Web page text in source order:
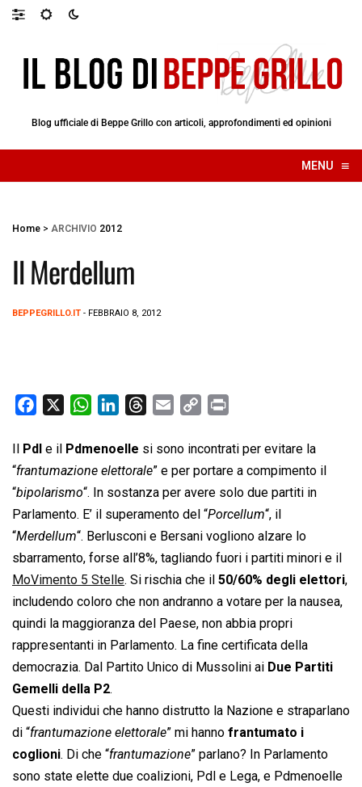
Blog ufficiale di Beppe Grillo con articoli, approfondimenti ed opinioni
MENU ≡
☰
Home > ARCHIVIO 2012
Il Merdellum
BEPPEGRILLO.IT - FEBBRAIO 8, 2012
c
e
b
o
o
k
W
a
t
s
A
p
p
n
k
e
d
I
n
r
e
a
d
s
a
i
l
p
y
L
i
n
k
i
n
t
Pdl e il Pdmenoelle si sono incontrati per evitare la
“frantumazione elettorale” e per portare a compimento il
“bipolarismo“. In sostanza per avere solo due partiti in
Parlamento. E’ il superamento del “Porcellum“, il
“Merdellum“. Berlusconi e Bersani vogliono alzare lo
sbarramento, forse all’8%, tagliando fuori i partiti minori e il
MoVimento 5 Stelle. Si rischia che il 50/60% degli elettori,
includendo coloro che non andranno a votare per la nausea,
quindi la maggioranza del Paese, non abbia propri
rappresentanti in Parlamento. La fine certificata della
democrazia. Dal Partito Unico di Mussolini ai Due Partiti
Gemelli della P2.
Questi individui che hanno distrutto la Nazione e straparlano
di “frantumazione elettorale” mi hanno frantumato i
coglioni. Di che “frantumazione” parlano? In Parlamento
sono state elette due coalizioni, Pdl e Lega, e Pdmenoelle